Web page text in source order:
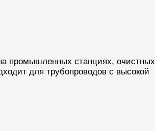
промышленных станциях, очистных
для трубопроводов с высокой